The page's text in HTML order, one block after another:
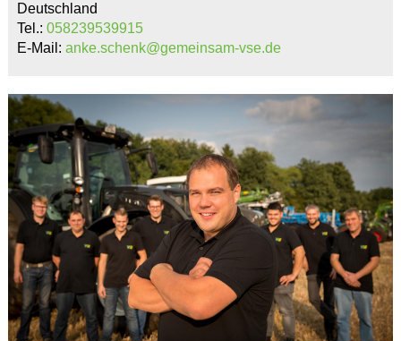
Deutschland
Tel.: 058239539915
E-Mail: anke.schenk@gemeinsam-vse.de